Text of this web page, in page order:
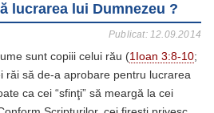
lucrarea lui Dumnezeu ?
Publicat: 12.09.2014
sunt copiii celui rău (1Ioan 3:8-10;
răi să de-a aprobare pentru lucrarea
ca cei “sfinţi” să meargă la cei